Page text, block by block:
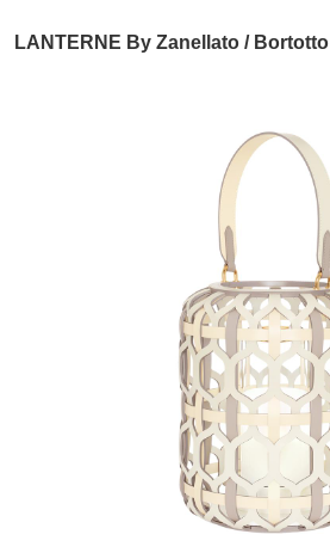
LANTERNE By Zanellato / Bortotto